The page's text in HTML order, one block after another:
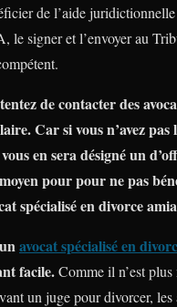
de l’aide
le signer et l’envoyer au
de contacter des
Car si vous n’avez pas
en sera désigné un
pour pour ne pas
spécialisé en divorce
avocat spécialisé en
facile.Comme il n’est plus
un juge pour divorcer, les